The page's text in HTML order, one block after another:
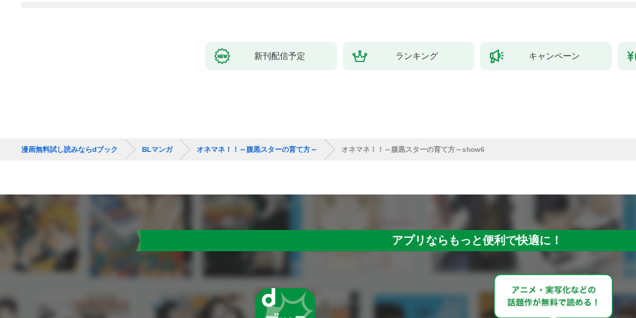
新刊配信予定 ランキング キャンペーン
漫画無料試し読みならdブック BLマンガ オネマネ！！～腹黒スターの育て方～ オネマネ！！～腹黒スターの育て方～show6
アプリならもっと便利で快適に！